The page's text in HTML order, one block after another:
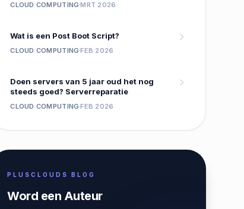
CLOUD COMPUTINGMRT 2026
Wat is een Post Boot Script?
CLOUD COMPUTINGFEB 2026
Doen servers van 5 jaar oud het nog
steeds goed? Serverreparatie
CLOUD COMPUTINGFEB 2026
PLUSCLOUDS BLOG
Word een Auteur